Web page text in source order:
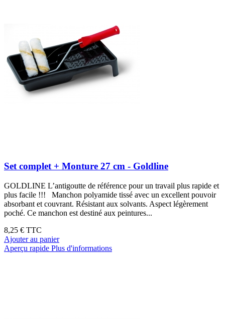
Set complet + Monture 27 cm - Goldline
GOLDLINE L’antigoutte de référence pour un travail plus rapide et
plus facile !!! Manchon polyamide tissé avec un excellent pouvoir
absorbant et couvrant. Résistant aux solvants. Aspect légèrement
poché. Ce manchon est destiné aux peintures...
8,25 € TTC
Ajouter au panier
Aperçu rapide Plus d'informations